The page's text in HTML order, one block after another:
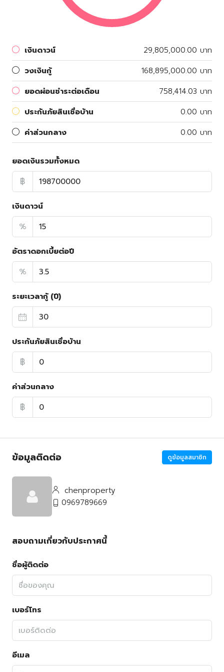
เงินดาวน์
29,805,000.00 บาท
วงเงินกู้
168,895,000.00 บาท
ยอดผ่อนชำระต่อเดือน
758,414.03 บาท
ประกันภัยสินเชื่อบ้าน
0.00 บาท
ค่าส่วนกลาง
0.00 บาท
ยอดเงินรวมทั้งหมด
฿
เงินดาวน์
%
อัตราดอกเบี้ยต่อปี
%
ระยะเวลากู้ (ปี)
ประกันภัยสินเชื่อบ้าน
฿
ค่าส่วนกลาง
฿
ข้อมูลติดต่อ ดูข้อมูลสมาชิก
chenproperty
0969789669
สอบถามเกี่ยวกับประกาศนี้
ชื่อผู้ติดต่อ
เบอร์โทร
อีเมล